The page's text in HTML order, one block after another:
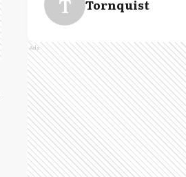
Tornquist
Ads